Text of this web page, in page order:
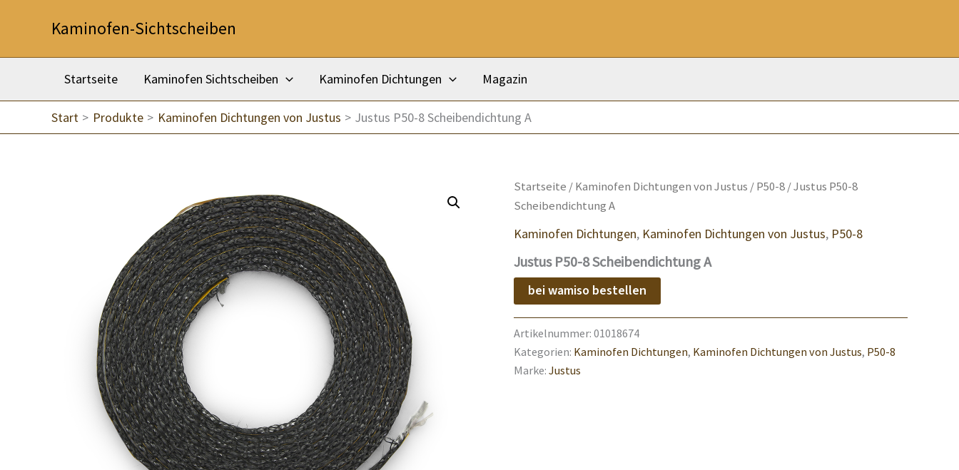
Kaminofen-Sichtscheiben
Startseite Kaminofen Sichtscheiben Kaminofen Dichtungen Magazin
Start Produkte Kaminofen Dichtungen von Justus Justus P50-8 Scheibendichtung A
Startseite /Kaminofen Dichtungen von Justus /P50-8/ Justus P50-8
Scheibendichtung A
Kaminofen Dichtungen, Kaminofen Dichtungen von Justus, P50-8
Justus P50-8 Scheibendichtung A
bei wamiso bestellen
Artikelnummer: 01018674
Kategorien: Kaminofen Dichtungen, Kaminofen Dichtungen von Justus, P50-8
Marke: Justus